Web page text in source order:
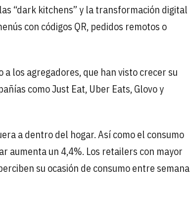
“dark kitchens” y la transformación digital
con códigos QR, pedidos remotos o
los agregadores, que han visto crecer su
como Just Eat, Uber Eats, Glovo y
a dentro del hogar. Así como el consumo
aumenta un 4,4%. Los retailers con mayor
su ocasión de consumo entre semana